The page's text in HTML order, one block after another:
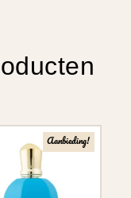
Aanbieding!